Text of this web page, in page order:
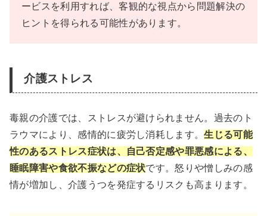
ービスを利用すれば、客観的な視点から問題解決の
ヒントを得られる可能性があります。
介護ストレス
毒親の介護では、ストレスが避けられません。過去のト
ラウマにより、感情的に疲労し消耗します。生じる可能
性のあるストレス症状は、自己否定感や罪悪感による、
睡眠障害や食欲不振などの症状です。怒りや憎しみの感
情が増加し、介護うつを発症するリスクも高まります。